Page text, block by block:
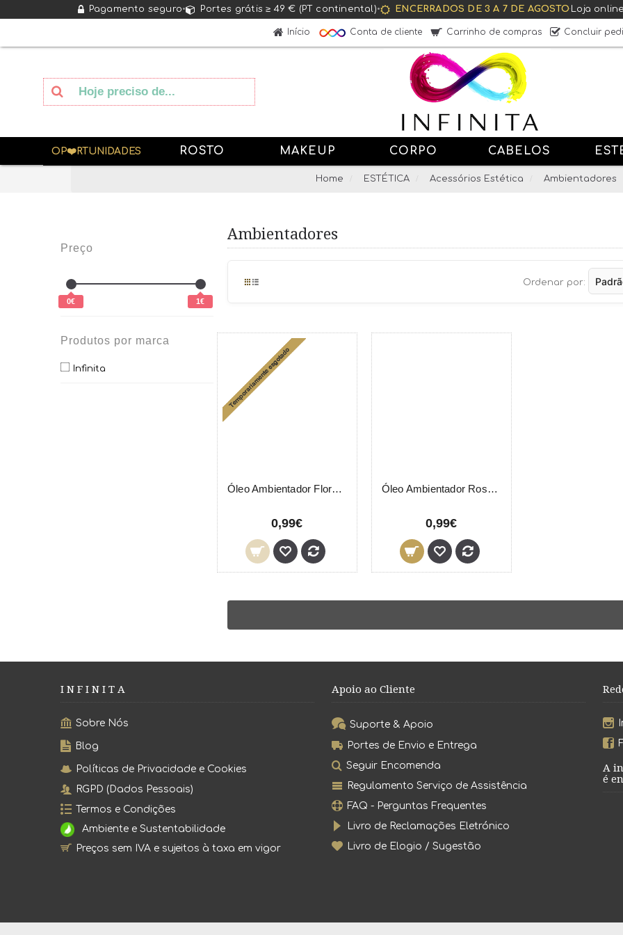
Pagamento seguro• Portes grátis ≥ 49 € (PT continental)• ENCERRADOS DE 3 A 7 DE AGOSTO· Loja
Início Conta de cliente Carrinho de compras Concluir
OP❤️RTUNIDADES ROSTO MAKEUP CORPO CABELOS
Home ESTÉTICA Acessórios Estética Ambientadores
Preço
0€ 1€
Produtos por marca
Infinita
Ambientadores
Ordenar por:
Óleo Ambientador Flores do Campo 10mL
0,99€
Óleo Ambientador Rosas 10mL
0,99€
I N F I N I T A
Sobre Nós
Blog
Políticas de Privacidade e Cookies
RGPD (Dados Pessoais)
Termos e Condições
Ambiente e Sustentabilidade
Preços sem IVA e sujeitos à taxa em vigor
Apoio ao Cliente
Suporte & Apoio
Portes de Envio e Entrega
Seguir Encomenda
Regulamento Serviço de Assistência
FAQ - Perguntas Frequentes
Livro de Reclamações Eletrónico
Livro de Elogio / Sugestão
A
é